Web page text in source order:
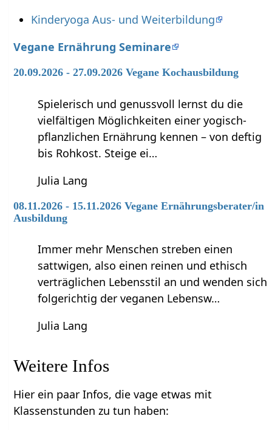
Kinderyoga Aus- und Weiterbildung
Vegane Ernährung Seminare
20.09.2026 - 27.09.2026 Vegane Kochausbildung
Spielerisch und genussvoll lernst du die
vielfältigen Möglichkeiten einer yogisch-
pflanzlichen Ernährung kennen – von deftig
bis Rohkost. Steige ei…
Julia Lang
08.11.2026 - 15.11.2026 Vegane Ernährungsberater/in
Ausbildung
Immer mehr Menschen streben einen
sattwigen, also einen reinen und ethisch
verträglichen Lebensstil an und wenden sich
folgerichtig der veganen Lebensw…
Julia Lang
Weitere Infos
Hier ein paar Infos, die vage etwas mit
Klassenstunden zu tun haben: